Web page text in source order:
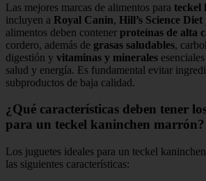
Las mejores marcas de alimentos para teckel
incluyen a Royal Canin, Hill’s Science Diet
alimentos deben contener proteínas de alta
cordero, además de grasas saludables,
digestión y vitaminas y minerales
salud y energía. Es fundamental evitar
subproductos de baja calidad.
¿Qué características deben tener
para un teckel kaninchen marrón?
Los juguetes ideales para un teckel
las siguientes características: